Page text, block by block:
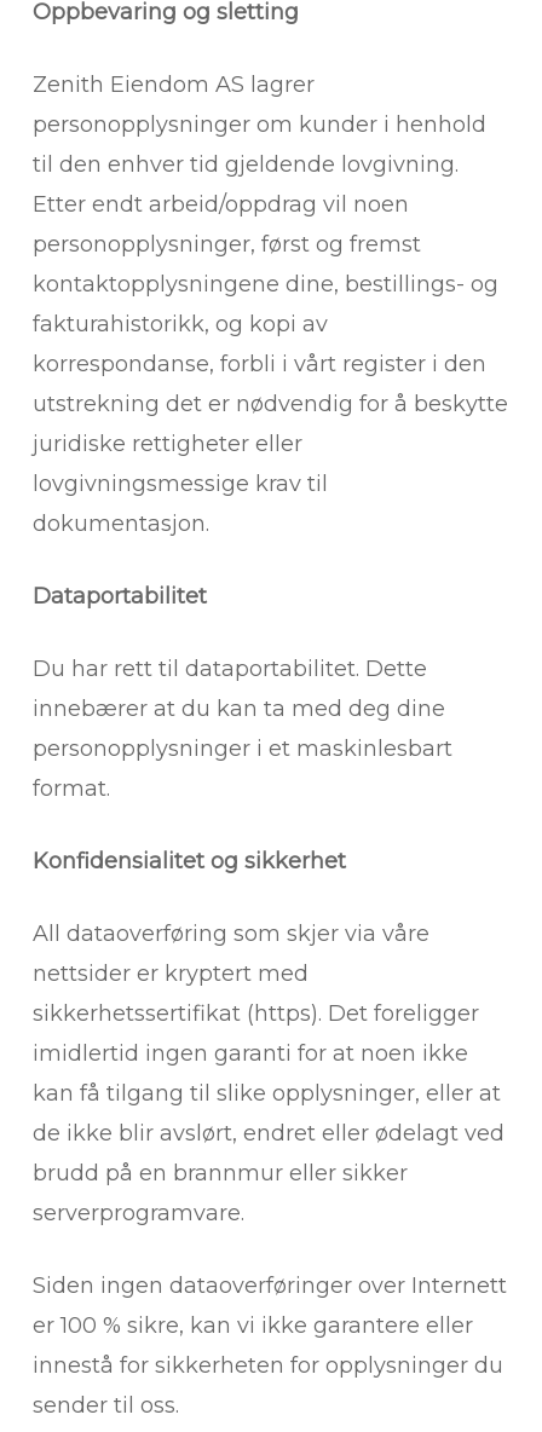
Oppbevaring og sletting
Zenith Eiendom AS lagrer
personopplysninger om kunder i henhold
til den enhver tid gjeldende lovgivning.
Etter endt arbeid/oppdrag vil noen
personopplysninger, først og fremst
kontaktopplysningene dine, bestillings- og
fakturahistorikk, og kopi av
korrespondanse, forbli i vårt register i den
utstrekning det er nødvendig for å beskytte
juridiske rettigheter eller
lovgivningsmessige krav til
dokumentasjon.
Dataportabilitet
Du har rett til dataportabilitet. Dette
innebærer at du kan ta med deg dine
personopplysninger i et maskinlesbart
format.
Konfidensialitet og sikkerhet
All dataoverføring som skjer via våre
nettsider er kryptert med
sikkerhetssertifikat (https). Det foreligger
imidlertid ingen garanti for at noen ikke
kan få tilgang til slike opplysninger, eller at
de ikke blir avslørt, endret eller ødelagt ved
brudd på en brannmur eller sikker
serverprogramvare.
Siden ingen dataoverføringer over Internett
er 100 % sikre, kan vi ikke garantere eller
innestå for sikkerheten for opplysninger du
sender til oss.